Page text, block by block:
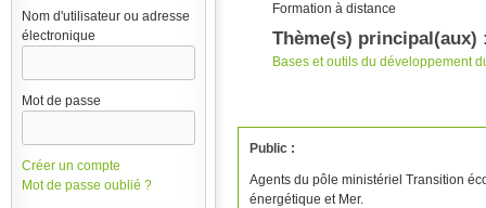
Nom d'utilisateur ou adresse
électronique
Mot de passe
Créer un compte
Mot de passe oublié ?
Formation à distance
Thème(s)
Bases et outils du développement
Public :
Agents du pôle ministériel Transition
énergétique et Mer.